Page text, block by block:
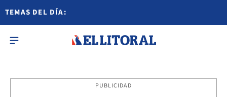
TEMAS DEL DÍA:
PUBLICIDAD